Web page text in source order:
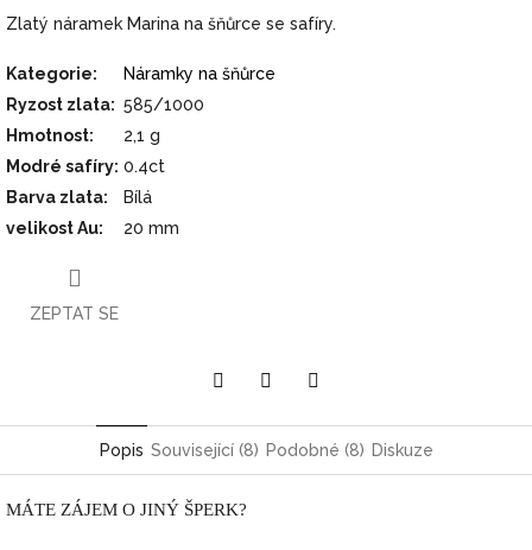
Zlatý náramek Marina na šňůrce se safíry.
Kategorie:
Náramky na šňůrce
Ryzost zlata: 585/1000
Hmotnost:
2,1 g
Modré safíry: 0.4ct
Barva zlata:
Bílá
velikost Au: 20 mm
ZEPTAT SE
Popis Související (8) Podobné (8) Diskuze
MÁTE ZÁJEM O JINÝ ŠPERK?